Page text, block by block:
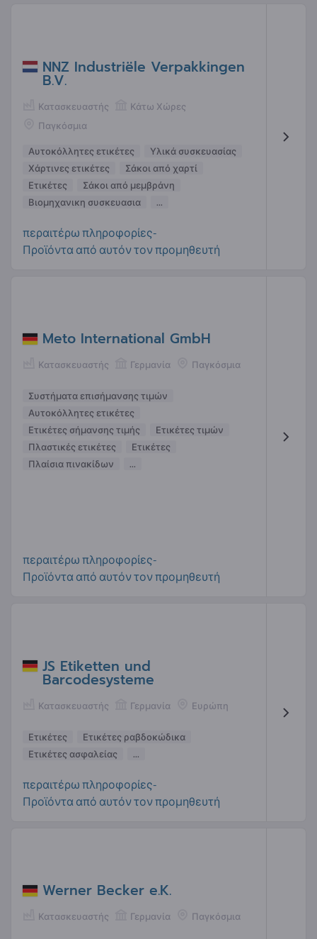
NNZ Industriële Verpakkingen
B.V.
Κατασκευαστής
Κάτω Χώρες
Παγκόσμια
Αυτοκόλλητες ετικέτες
Υλικά συσκευασίας
Χάρτινες ετικέτες
Σάκοι από χαρτί
Ετικέτες
Σάκοι από μεμβράνη
Βιομηχανικη συσκευασια
...
περαιτέρω πληροφορίες-
Προϊόντα από αυτόν τον προμηθευτή
Meto International GmbH
Κατασκευαστής Γερμανία Παγκόσμια
Συστήματα επισήμανσης τιμών
Αυτοκόλλητες ετικέτες
Ετικέτες σήμανσης τιμής
Ετικέτες τιμών
Πλαστικές ετικέτες
Ετικέτες
Πλαίσια πινακίδων
...
περαιτέρω πληροφορίες-
Προϊόντα από αυτόν τον προμηθευτή
JS Etiketten und
Barcodesysteme
Κατασκευαστής Γερμανία Ευρώπη
Ετικέτες
Ετικέτες ραβδοκώδικα
Ετικέτες ασφαλείας
...
περαιτέρω πληροφορίες-
Προϊόντα από αυτόν τον προμηθευτή
Werner Becker e.K.
Κατασκευαστής Γερμανία Παγκόσμια